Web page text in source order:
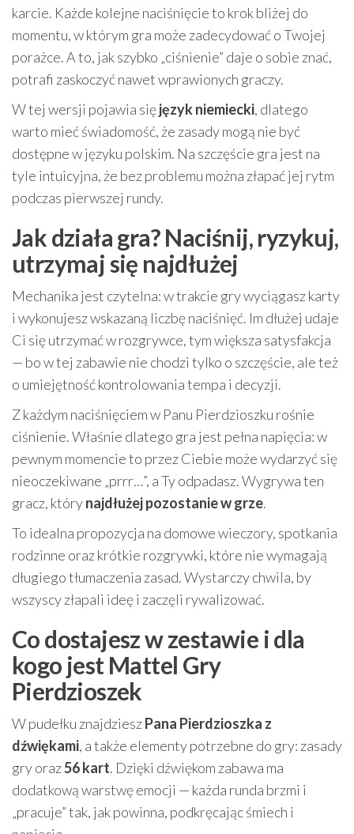
karcie. Każde kolejne naciśnięcie to krok bliżej do
momentu, w którym gra może zadecydować o Twojej
porażce. A to, jak szybko „ciśnienie” daje o sobie znać,
potrafi zaskoczyć nawet wprawionych graczy.
W tej wersji pojawia sięjęzyk niemiecki, dlatego
warto mieć świadomość, że zasady mogą nie być
dostępne w języku polskim. Na szczęście gra jest na
tyle intuicyjna, że bez problemu można złapać jej rytm
podczas pierwszej rundy.
Jak działa gra? Naciśnij, ryzykuj,
utrzymaj się najdłużej
Mechanika jest czytelna: w trakcie gry wyciągasz karty
i wykonujesz wskazaną liczbę naciśnięć. Im dłużej udaje
Ci się utrzymać w rozgrywce, tym większa satysfakcja
— bo w tej zabawie nie chodzi tylko o szczęście, ale też
o umiejętność kontrolowania tempa i decyzji.
Z każdym naciśnięciem w Panu Pierdzioszku rośnie
ciśnienie. Właśnie dlatego gra jest pełna napięcia: w
pewnym momencie to przez Ciebie może wydarzyć się
nieoczekiwane „prrr…”, a Ty odpadasz. Wygrywa ten
gracz, którynajdłużej pozostanie w grze.
To idealna propozycja na domowe wieczory, spotkania
rodzinne oraz krótkie rozgrywki, które nie wymagają
długiego tłumaczenia zasad. Wystarczy chwila, by
wszyscy złapali ideę i zaczęli rywalizować.
Co dostajesz w zestawie i dla
kogo jest Mattel Gry
Pierdzioszek
W pudełku znajdzieszPana Pierdzioszka z
dźwiękami, a także elementy potrzebne do gry: zasady
gry oraz56 kart. Dzięki dźwiękom zabawa ma
dodatkową warstwę emocji — każda runda brzmi i
„pracuje” tak, jak powinna, podkręcając śmiech i